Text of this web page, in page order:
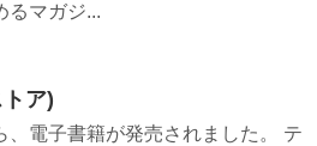
るマガジ...
ア)
、電子書籍が発売されました。 テ